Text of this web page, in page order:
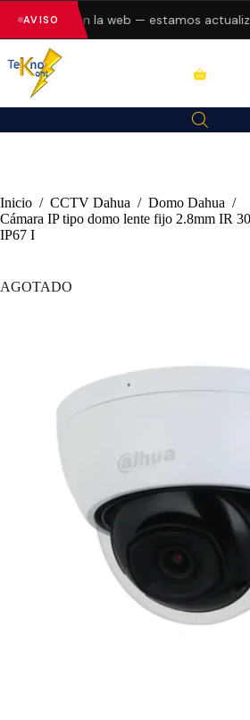
AVISO
errores en la web — estamos
Inicio / CCTV Dahua / Domo Dahua /
Cámara IP tipo domo lente fijo 2.8mm IR
IP67 I
AGOTADO